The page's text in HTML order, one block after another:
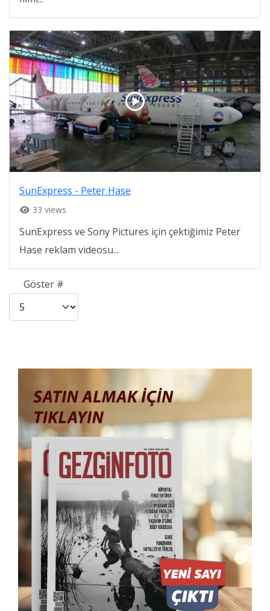
SunExpress - Peter Hase
33 views
SunExpress ve Sony Pictures için çektiğimiz Peter
Hase reklam videosu...
Göster #